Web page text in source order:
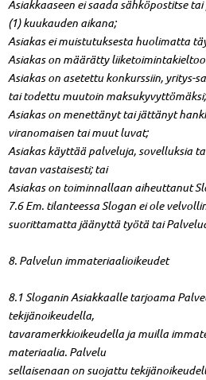
Asiakkaaseen ei saada sähköpostitse
(1) kuukauden aikana;
Asiakas ei muistutuksesta huolimatta
Asiakas on määrätty
Asiakas on asetettu konkurssiin, yritys-
tai todettu muutoin maksukyvyttömäksi;
Asiakas on menettänyt tai jättänyt
viranomaisen tai muut luvat;
Asiakas käyttää palveluja, sovelluksia
tavan vastaisesti; tai
Asiakas on toiminnallaan aiheuttanut
7.6 Em. tilanteessa Slogan ei ole
suorittamatta jäänyttä työtä tai
8. Palvelun immateriaalioikeudet
8.1 Sloganin Asiakkaalle tarjoama
tekijänoikeudella,
tavaramerkkioikeudella ja muilla
materiaalia. Palvelu
sellaisenaan on suojattu